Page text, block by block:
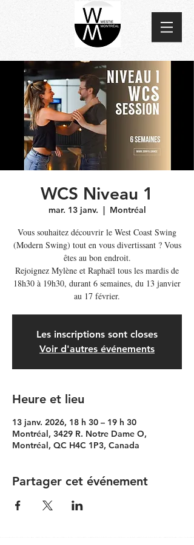
WCS Niveau 1
mar. 13 janv.
  |
Montréal
Vous souhaitez découvrir le West Coast Swing
(Modern Swing) tout en vous divertissant ? Vous
êtes au bon endroit.
Rejoignez Mylène et Raphaël tous les mardis de
18h30 à 19h30, durant 6 semaines, du 13 janvier
au 17 février.
Les inscriptions sont closes
Voir d'autres événements
Heure et lieu
13 janv. 2026, 18 h 30 – 19 h 30
Montréal, 3429 R. Notre Dame O,
Montréal, QC H4C 1P3, Canada
Partager cet événement